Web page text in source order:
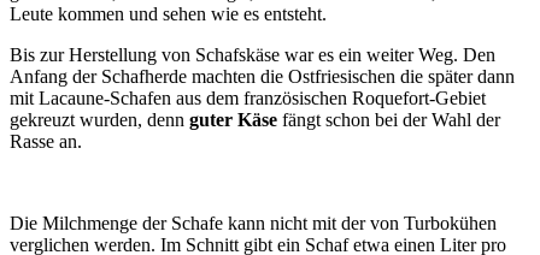
Leute kommen und sehen wie es entsteht.
Bis zur Herstellung von Schafskäse war es ein weiter Weg. Den
Anfang der Schafherde machten die Ostfriesischen die später dann
mit Lacaune-Schafen aus dem französischen Roquefort-Gebiet
gekreuzt wurden, denn guter Käse fängt schon bei der Wahl der
Rasse an.
Die Milchmenge der Schafe kann nicht mit der von Turbokühen
verglichen werden. Im Schnitt gibt ein Schaf etwa einen Liter pro